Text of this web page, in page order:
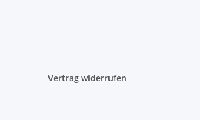
Vertrag widerrufen